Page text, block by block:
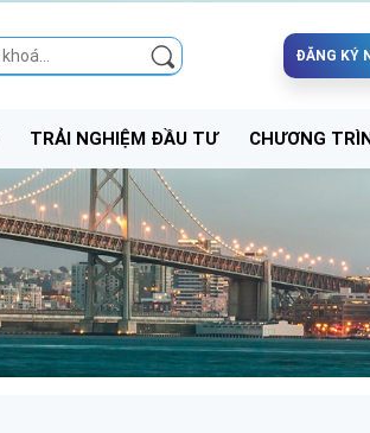
TRẢI NGHIỆM ĐẦU TƯ CHƯƠNG